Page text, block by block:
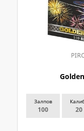
Залпов
100 20